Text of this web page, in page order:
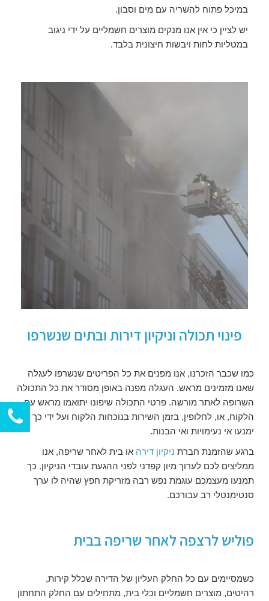
במיכל פתוח להשריה עם מים וסבון.
יש לציין כי אין אנו מנקים מוצרים חשמליים על ידי ניגוב
במטליות לחות ויבשות חיצונית בלבד.
פינוי תכולה וניקיון דירות ובתים שנשרפו
כמו שכבר הזכרנו, אנו מפנים את כל הפריטים שנשרפו לעגלה
שאנו מזמינים מראש. העגלה מפנה באופן מסודר את כל התכולה
השרופה לאתר מורשה. פרטי התכולה שיפונו יתואמו מראש עם
הלקוח, או, לחלופין, בזמן השירות בנוכחות הלקוח ועל ידי כך
ימנעו אי נעימויות ואי הבנות.
ברגע שהזמנת חברת ניקיון דירה או בית לאחר שריפה, אנו
ממליצים לכם לערוך מיון קפדני לפני ההגעת עובדי הניקיון. כך
תמנעו מעצמכם עוגמת נפש רבה מזריקת חפץ שהיה לו ערך
סנטימנטלי רב עבורכם.
פוליש לרצפה לאחר שריפה בבית
כשמסיימים עם כל החלק העליון של הדירה שכלל קירות,
רהיטים, מוצרים חשמליים וכלי בית, מתחילים עם החלק התחתון